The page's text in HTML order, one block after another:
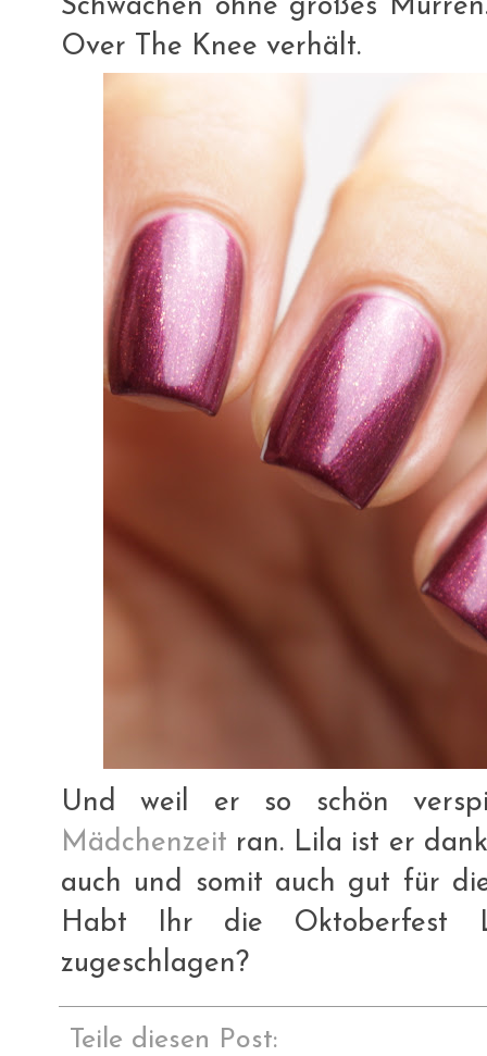
Schwächen ohne großes
Over The Knee verhält.
Und weil er so schön
Mädchenzeit ran. Lila ist er
auch und somit auch gut für
Habt Ihr die Oktoberfest
zugeschlagen?
Teile diesen Post: